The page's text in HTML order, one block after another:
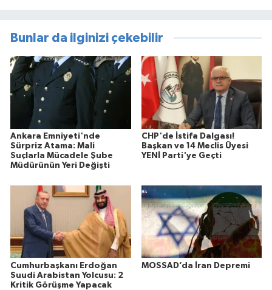
Bunlar da ilginizi çekebilir
Ankara Emniyeti'nde
Sürpriz Atama: Mali
Suçlarla Mücadele Şube
Müdürünün Yeri Değişti
CHP'de İstifa Dalgası!
Başkan ve 14 Meclis Üyesi
YENİ Parti'ye Geçti
Cumhurbaşkanı Erdoğan
Suudi Arabistan Yolcusu: 2
Kritik Görüşme Yapacak
MOSSAD’da İran Depremi